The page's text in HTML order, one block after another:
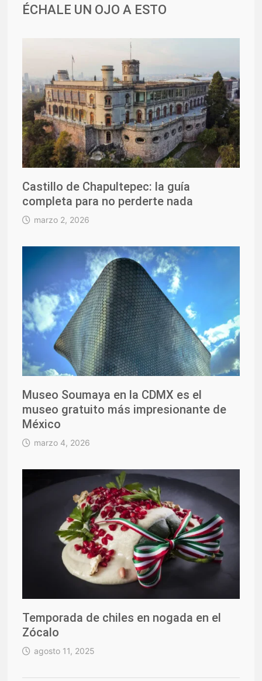
ÉCHALE UN OJO A ESTO
Castillo de Chapultepec: la guía
completa para no perderte nada
marzo 2, 2026
Museo Soumaya en la CDMX es el
museo gratuito más impresionante de
México
marzo 4, 2026
Temporada de chiles en nogada en el
Zócalo
agosto 11, 2025